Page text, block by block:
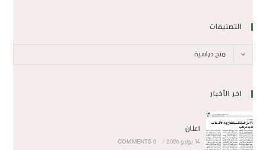
التصنيفات
منح دراسية
اخر الأخبار
اعلان
14 يوليو 2026 /
0 COMMENTS